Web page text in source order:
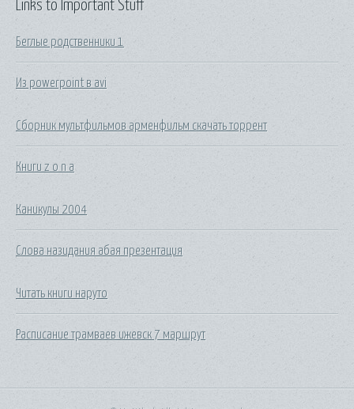
Links to Important Stuff
Беглые родственники 1
Из powerpoint в avi
Сборник мультфильмов арменфильм скачать торрент
Книги z o n a
Каникулы 2004
Слова назидания абая презентация
Читать книги наруто
Расписание трамваев ижевск 7 маршрут